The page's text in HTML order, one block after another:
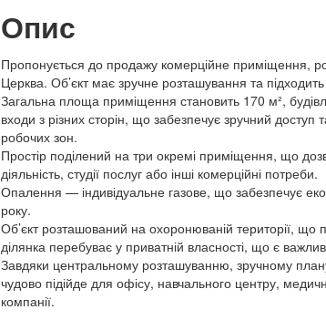
Опис
Пропонується до продажу комерційне приміщення,
Церква. Об’єкт має зручне розташування та
Загальна площа приміщення становить 170 м²,
входи з різних сторін, що забезпечує зручний доступ
робочих зон.
Простір поділений на три окремі приміщення, що
діяльність, студії послуг або інші комерційні потреби.
Опалення — індивідуальне газове, що забезпечує
року.
Об’єкт розташований на охоронюваній території, що
ділянка перебуває у приватній власності, що є
Завдяки центральному розташуванню, зручному
чудово підійде для офісу, навчального центру,
компанії.